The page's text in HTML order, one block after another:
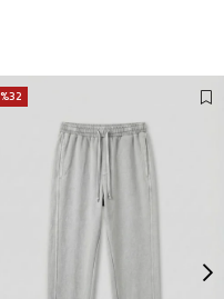
%32